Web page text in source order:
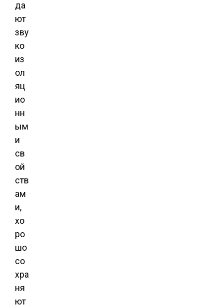
да
ют
зву
ко
из
ол
яц
ио
нн
ым
и
св
ой
ств
ам
и,
хо
ро
шо
со
хра
ня
ют